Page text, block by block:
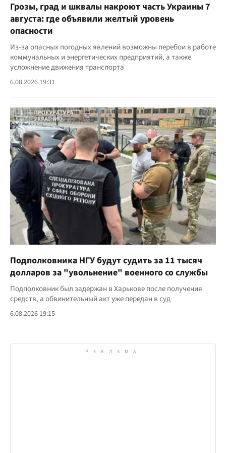
Грозы, град и шквалы накроют часть Украины 7
августа: где объявили желтый уровень
опасности
Из-за опасных погодных явлений возможны перебои в работе
коммунальных и энергетических предприятий, а также
усложнение движения транспорта
6.08.2026 19:31
Подполковника НГУ будут судить за 11 тысяч
долларов за "увольнение" военного со службы
Подполковник был задержан в Харькове после получения
средств, а обвинительный акт уже передан в суд
6.08.2026 19:15